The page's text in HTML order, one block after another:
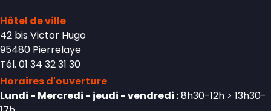
Hôtel de ville
42 bis Victor Hugo
95480 Pierrelaye
Tél. 01 34 32 31 30
Horaires d'ouverture
Lundi - Mercredi - jeudi - vendredi :8h30-12h > 13h30-